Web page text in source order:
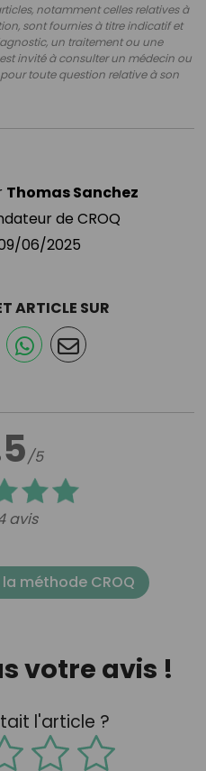
notamment celles relatives à
sont fournies à titre indicatif et
un traitement ou une
invité à consulter un médecin ou
toute question relative à son
Thomas Sanchez
de CROQ
06/2025
/5
avis
ARTICLE SUR
méthode CROQ
votre avis !
l'article ?